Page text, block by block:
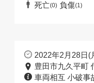
死亡(0) 負傷(1)
2022年2月28日(
豊田市九久平町
車両相互 小破事